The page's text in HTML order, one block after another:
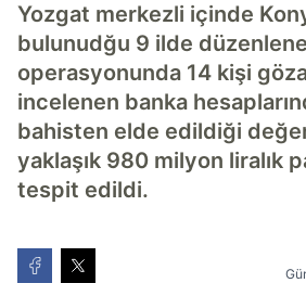
Yozgat merkezli içinde
bulunudğu 9 ilde
operasyonunda 14 kişi
incelenen banka
bahisten elde edildiği
yaklaşık 980 milyon liralık
tespit edildi.